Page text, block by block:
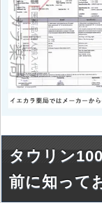
タウリン
前に知って